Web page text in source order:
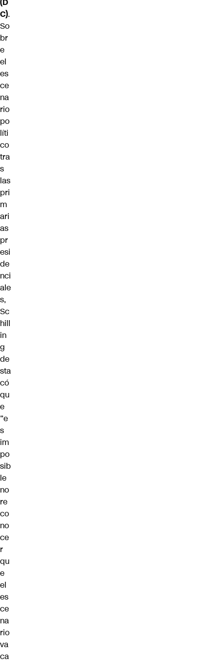
C).
So
br
e
el
es
ce
na
rio
po
líti
co
tra
s
las
pri
m
ari
as
pr
esi
de
nci
ale
s,
Sc
hill
in
g
de
sta
có
qu
e
“e
s
im
po
sib
le
no
re
co
no
ce
r
qu
e
el
es
ce
na
rio
va
ca